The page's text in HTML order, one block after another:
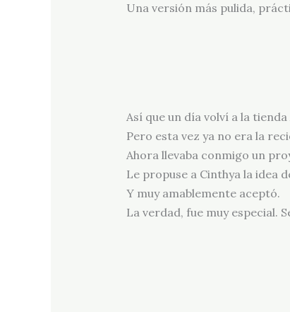
Una versión más pulida,
Así que un día volví a la tienda
Pero esta vez ya no era la
Ahora llevaba conmigo un
Le propuse a Cinthya la idea
Y muy amablemente aceptó.
La verdad, fue muy especial.